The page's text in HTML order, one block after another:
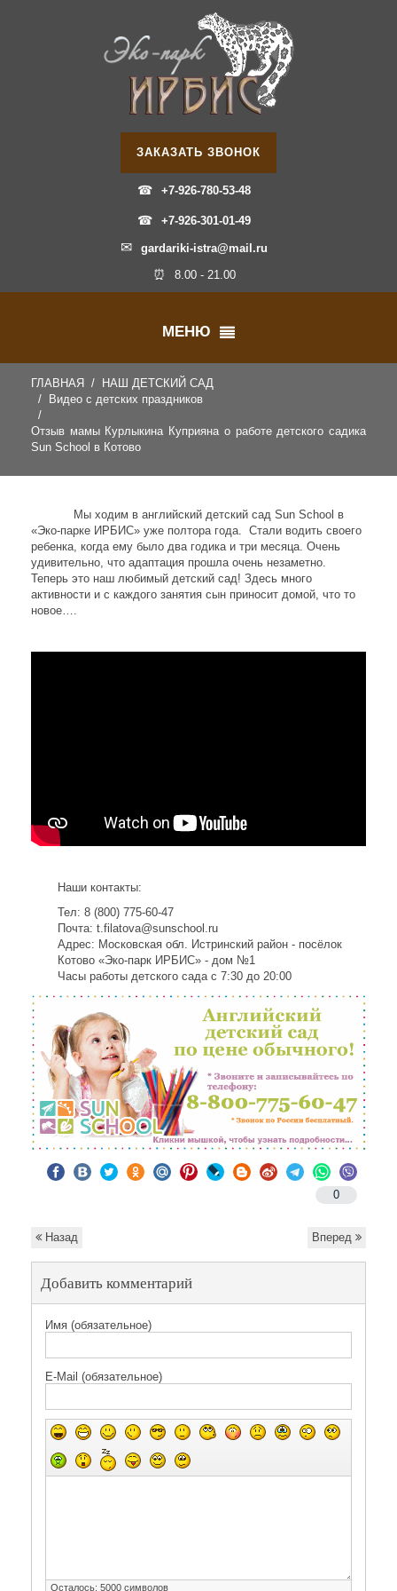
ЗАКАЗАТЬ ЗВОНОК
☎ +7-926-780-53-48
☎ +7-926-301-01-49
✉ gardariki-istra@mail.ru
⏰ 8.00 - 21.00
МЕНЮ
ГЛАВНАЯ
НАШ ДЕТСКИЙ САД
Видео с детских праздников
Отзыв мамы Курлыкина Куприяна о работе детского садика
Sun School в Котово
Мы ходим в английский детский сад Sun School в
«Эко-парке ИРБИС» уже полтора года. Стали водить своего
ребенка, когда ему было два годика и три месяца. Очень
удивительно, что адаптация прошла очень незаметно.
Теперь это наш любимый детский сад! Здесь много
активности и с каждого занятия сын приносит домой, что то
новое….
Наши контакты:
Тел: 8 (800) 775-60-47
Почта: t.filatova@sunschool.ru
Адрес: Московская обл. Истринский район - посёлок
Котово «Эко-парк ИРБИС» - дом №1
Часы работы детского сада c 7:30 до 20:00
0
Назад Вперед
Добавить комментарий
Имя (обязательное)
E-Mail (обязательное)
Осталось: 5000 символов